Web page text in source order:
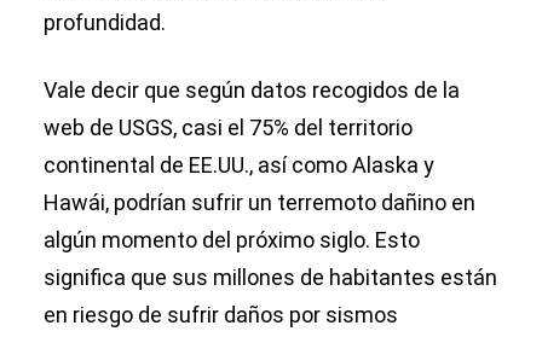
profundidad.
Vale decir que según datos recogidos de la
web de USGS, casi el 75% del territorio
continental de EE.UU., así como Alaska y
Hawái, podrían sufrir un terremoto dañino en
algún momento del próximo siglo. Esto
significa que sus millones de habitantes están
en riesgo de sufrir daños por sismos